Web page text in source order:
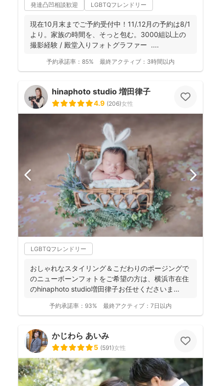
発達凸凹相談歓迎 LGBTQフレンドリー
現在10月末までご予約受付中！11/.12月の予約は8/1
より。家族の時間を、そっと包む。3000組以上の
撮影経験 / 殿堂入りフォトグラファー ....
予約承諾率： 85% 最終アクティブ： 3時間以内
hinaphoto studio 増田律子
4.9 (206)女性
LGBTQフレンドリー
おしゃれなスタイリング＆こだわりのポージングで
のニューボーンフォトをご希望の方は、横浜市在住
のhinaphoto studio増田律子お任せくださいま
予約承諾率： 93% 最終アクティブ： 7日以内
かじわら あいみ
5 (591)女性